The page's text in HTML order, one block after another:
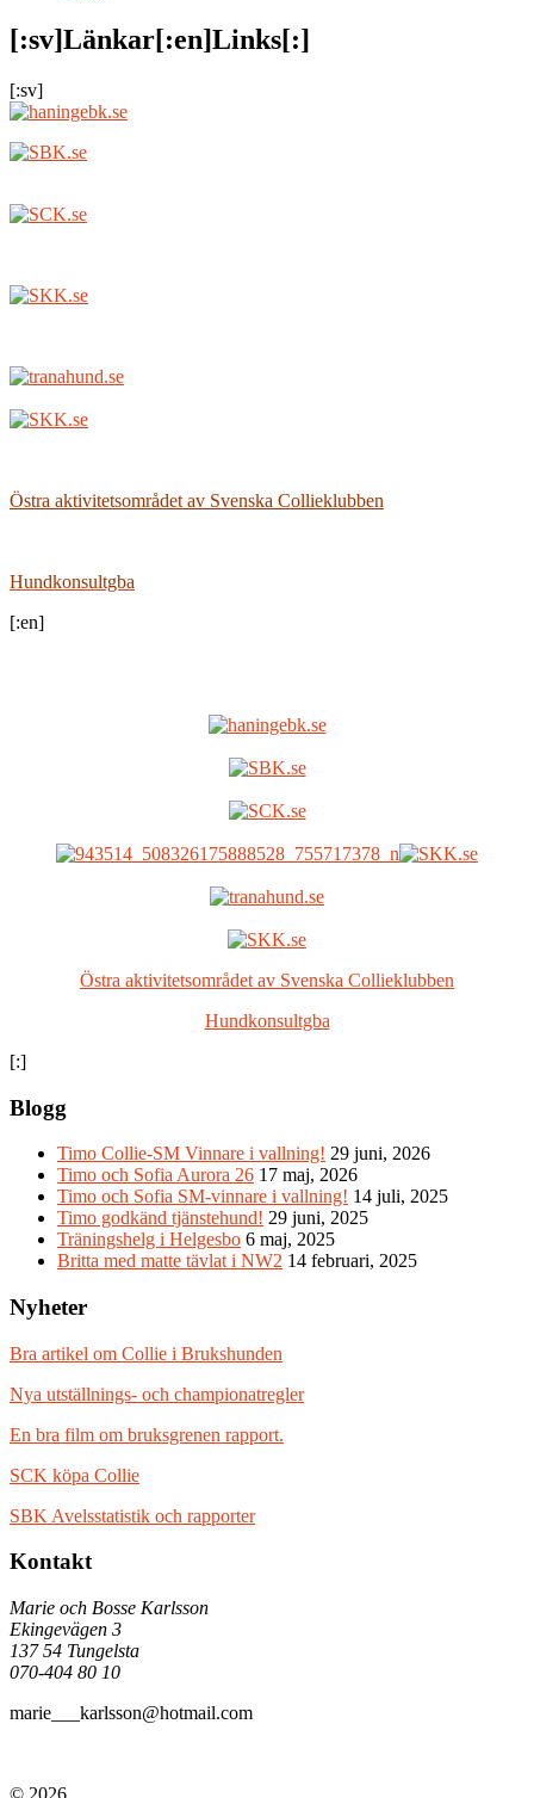
[:sv]Länkar[:en]Links[:]
[:sv]
Östra aktivitetsområdet av Svenska Collieklubben
Hundkonsultgba
[:en]
Östra aktivitetsområdet av Svenska Collieklubben
Hundkonsultgba
[:]
Blogg
Timo Collie-SM Vinnare i vallning! 29 juni, 2026
Timo och Sofia Aurora 26 17 maj, 2026
Timo och Sofia SM-vinnare i vallning! 14 juli, 2025
Timo godkänd tjänstehund! 29 juni, 2025
Träningshelg i Helgesbo 6 maj, 2025
Britta med matte tävlat i NW2 14 februari, 2025
Nyheter
Bra artikel om Collie i Brukshunden
Nya utställnings- och championatregler
En bra film om bruksgrenen rapport.
SCK köpa Collie
SBK Avelsstatistik och rapporter
Kontakt
Marie och Bosse Karlsson
Ekingevägen 3
137 54 Tungelsta
070-404 80 10
marie___karlsson@hotmail.com